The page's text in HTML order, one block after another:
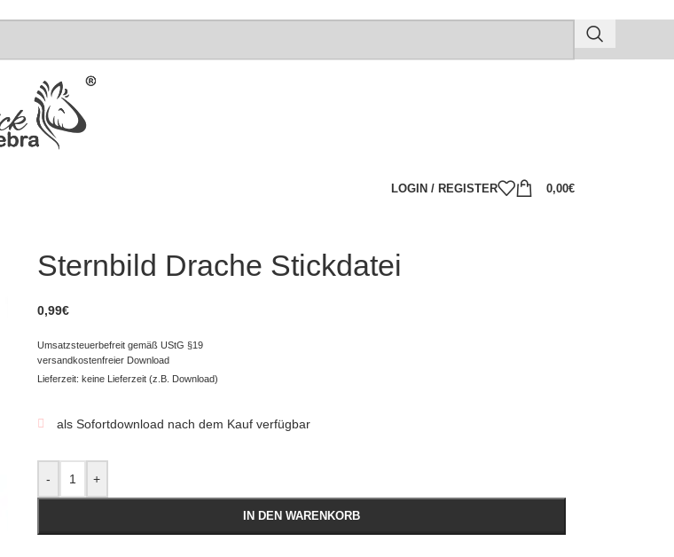
LOGIN / REGISTER 0,00€
Sternbild Drache Stickdatei
0,99€
Umsatzsteuerbefreit gemäß UStG §19
versandkostenfreier Download
Lieferzeit: keine Lieferzeit (z.B. Download)
als Sofortdownload nach dem Kauf verfügbar
- +
IN DEN WARENKORB